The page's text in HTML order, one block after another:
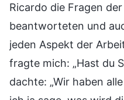
Ricardo die Fragen
beantworteten und
jeden Aspekt der
fragte mich: „Hast du
dachte: „Wir haben